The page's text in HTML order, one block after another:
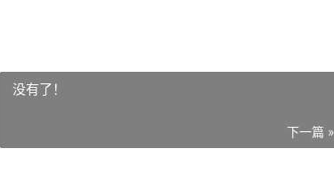
没有了！
下一篇 »